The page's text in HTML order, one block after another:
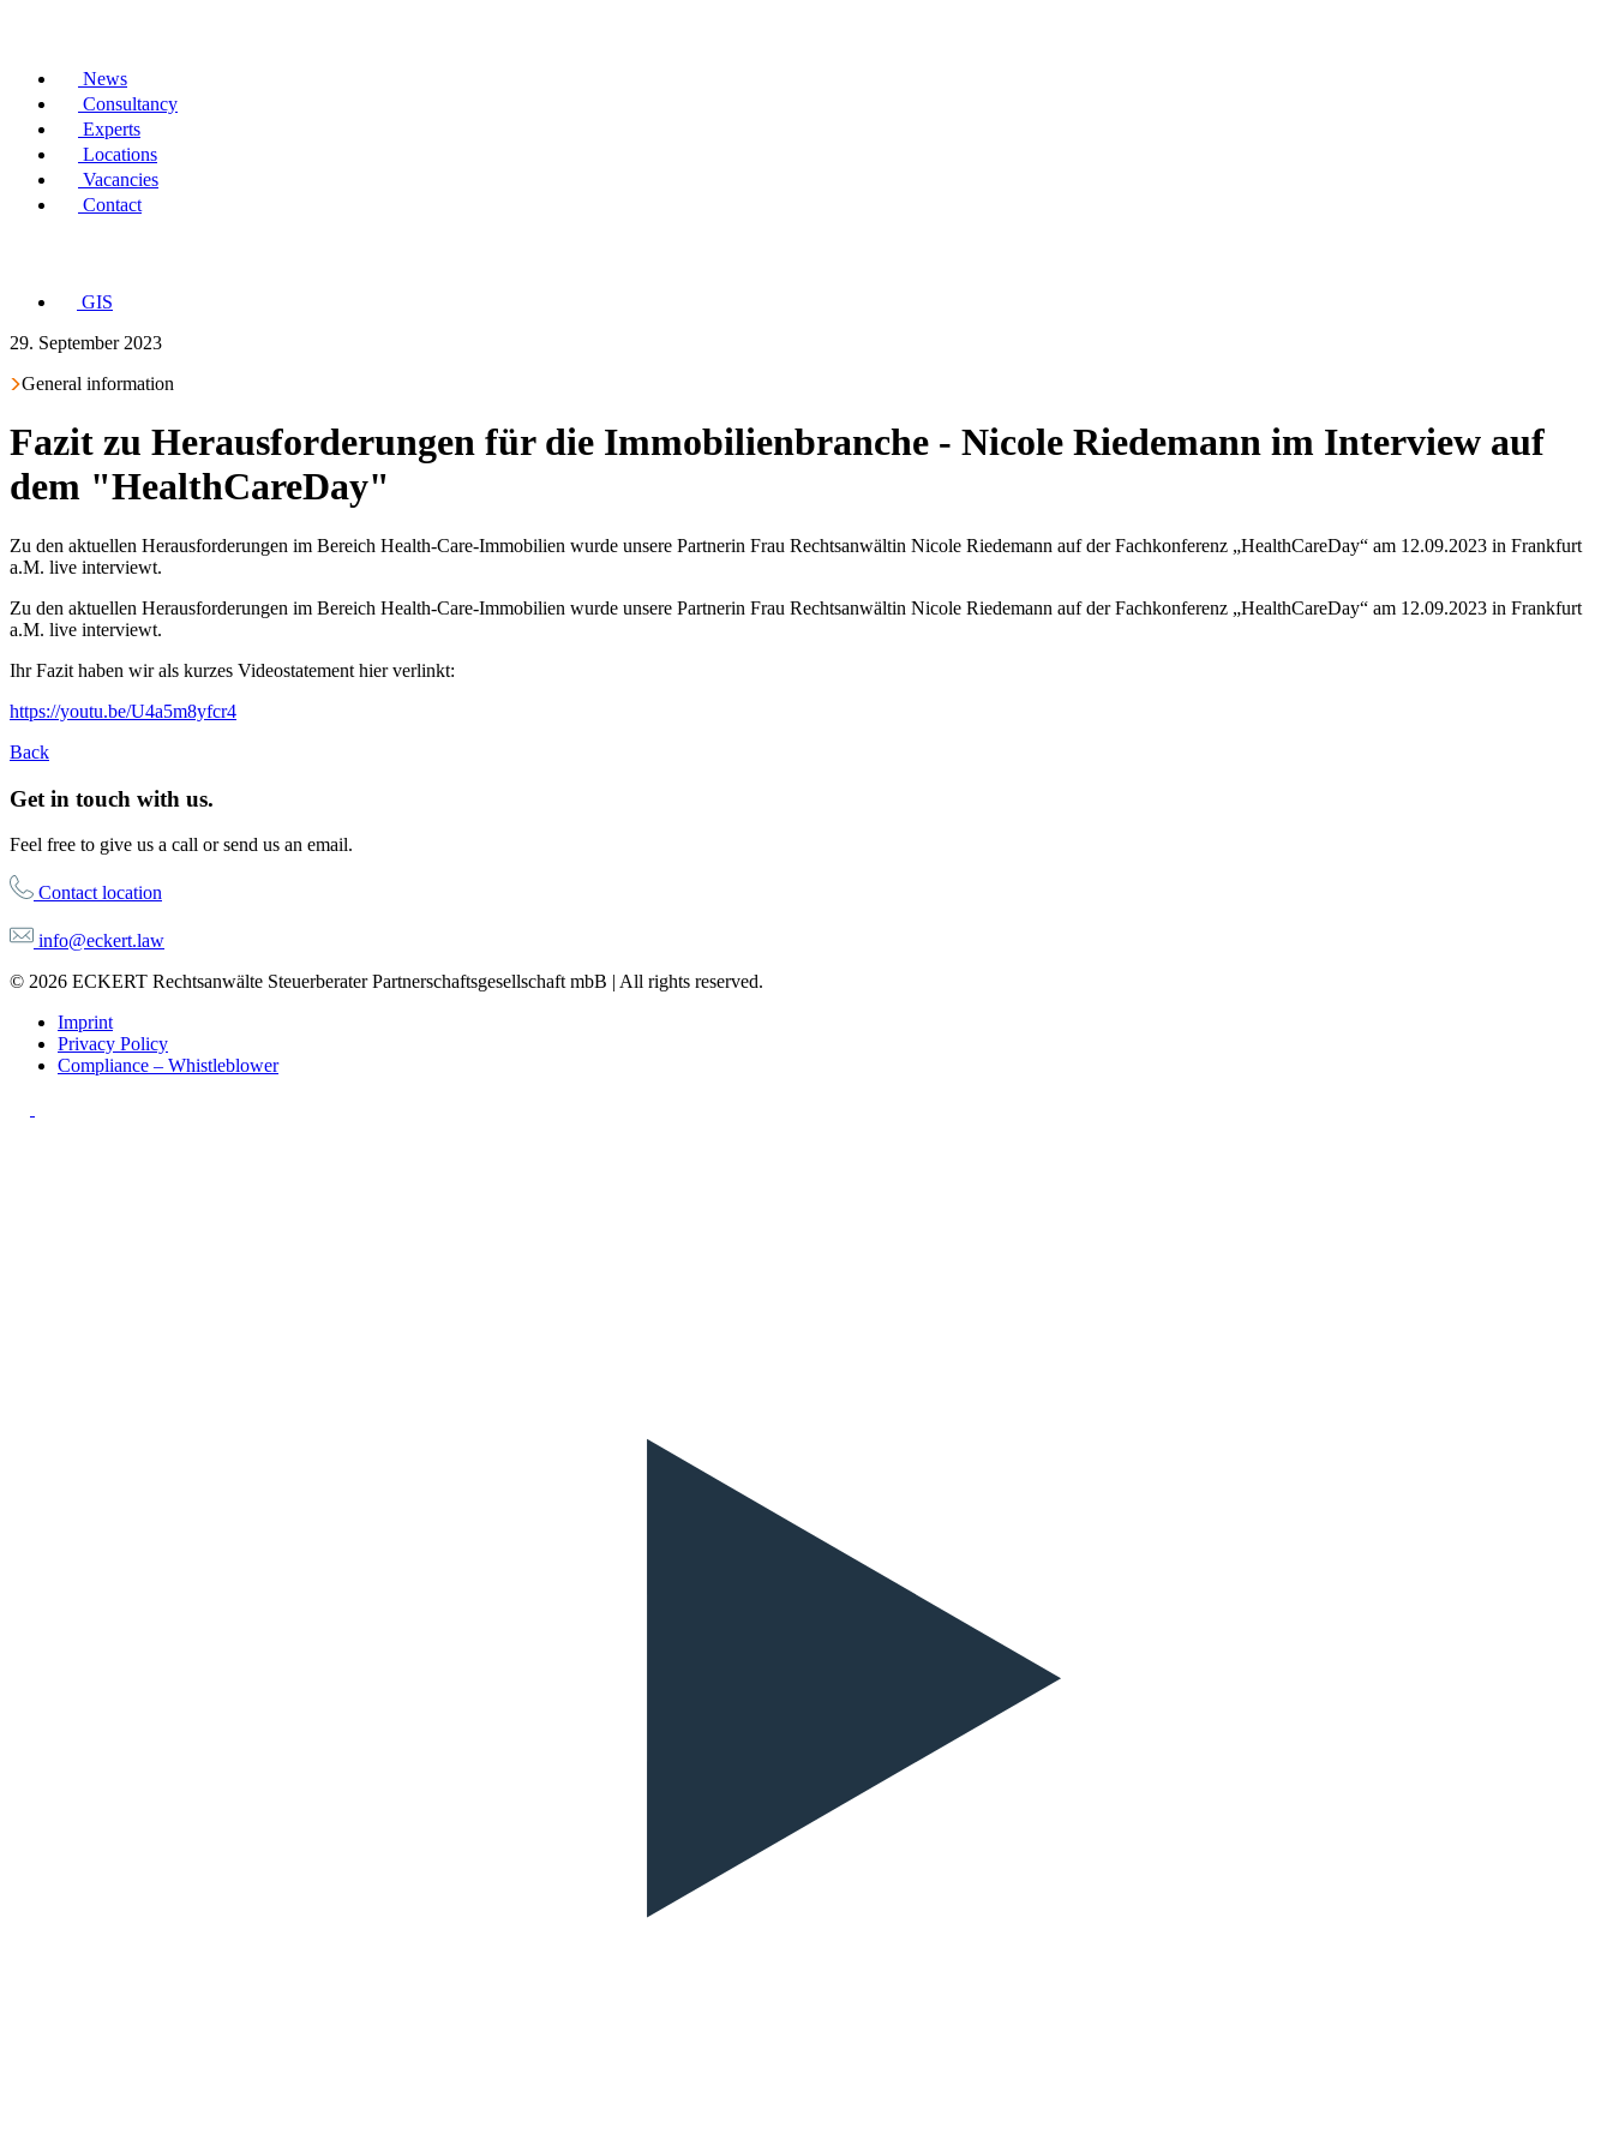
News
Consultancy
Experts
Locations
Vacancies
Contact
GIS
29. September 2023
General information
Fazit zu Herausforderungen für die Immobilienbranche - Nicole Riedemann im Interview auf
dem "HealthCareDay"
Zu den aktuellen Herausforderungen im Bereich Health-Care-Immobilien wurde unsere Partnerin Frau Rechtsanwältin Nicole Riedemann auf der Fachkonferenz „HealthCareDay“ am 12.09.2023 in Frankfurt
a.M. live interviewt.
Zu den aktuellen Herausforderungen im Bereich Health-Care-Immobilien wurde unsere Partnerin Frau Rechtsanwältin Nicole Riedemann auf der Fachkonferenz „HealthCareDay“ am 12.09.2023 in Frankfurt
a.M. live interviewt.
Ihr Fazit haben wir als kurzes Videostatement hier verlinkt:
https://youtu.be/U4a5m8yfcr4
Back
Get in touch with us.
Feel free to give us a call or send us an email.
Contact location
info@eckert.law
© 2026 ECKERT Rechtsanwälte Steuerberater Partnerschaftsgesellschaft mbB | All rights reserved.
Imprint
Privacy Policy
Compliance – Whistleblower